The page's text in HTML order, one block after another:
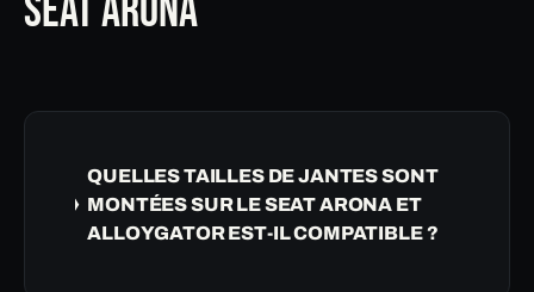
SEAT ARONA
QUELLES TAILLES DE JANTES SONT
MONTÉES SUR LE SEAT ARONA ET
ALLOYGATOR EST-IL COMPATIBLE ?